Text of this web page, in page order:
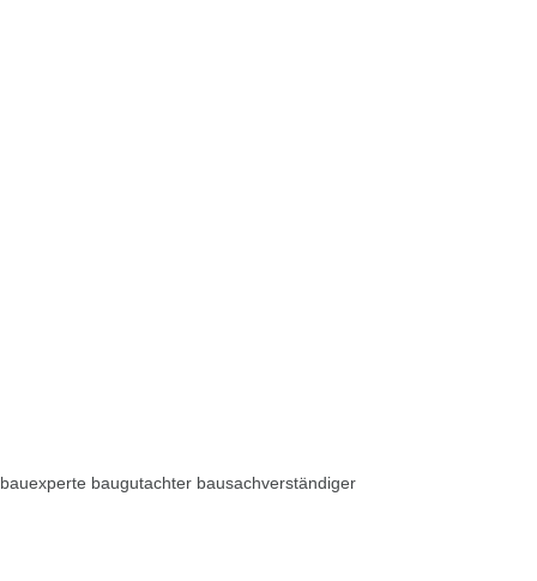
bauexperte baugutachter bausachverständiger